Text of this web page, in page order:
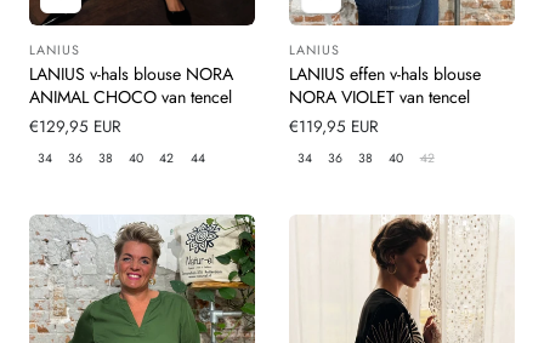
Leverancier:
LANIUS
LANIUS v-hals blouse NORA
ANIMAL CHOCO van tencel
Normale
prijs
€129,95 EUR
34 36 38 40 42 44
Leverancier:
LANIUS
LANIUS effen v-hals blouse
NORA VIOLET van tencel
Normale
prijs
€119,95 EUR
34 36 38 40 42